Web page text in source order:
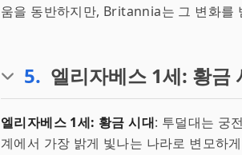
움을 동반하지만, Britannia는 그 변화
5. 엘리자베스 1세: 황금
엘리자베스 1세: 황금 시대: 투덜대는 궁
계에서 가장 밝게 빛나는 나라로 변모하